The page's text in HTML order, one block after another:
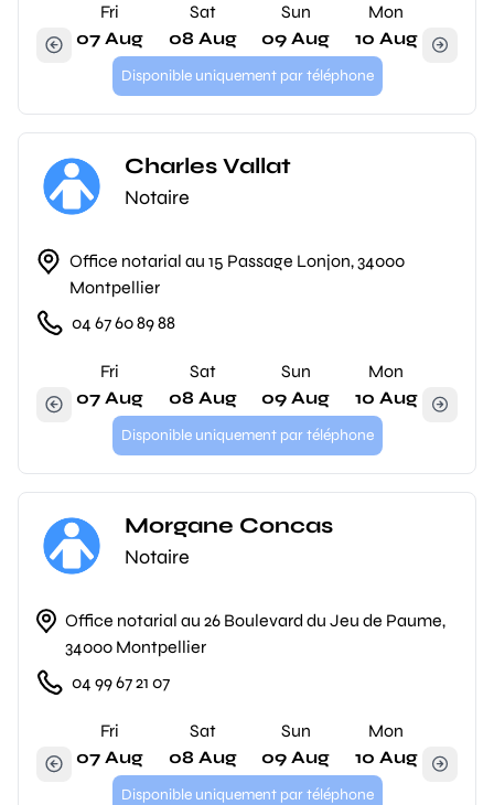
Fri
07 Aug
Sat
08 Aug
Sun
09 Aug
Mon
10 Aug
Disponible uniquement par téléphone
Charles Vallat
Notaire
Office notarial au 15 Passage Lonjon, 34000
Montpellier
04 67 60 89 88
Fri
07 Aug
Sat
08 Aug
Sun
09 Aug
Mon
10 Aug
Disponible uniquement par téléphone
Morgane Concas
Notaire
Office notarial au 26 Boulevard du Jeu de Paume,
34000 Montpellier
04 99 67 21 07
Fri
07 Aug
Sat
08 Aug
Sun
09 Aug
Mon
10 Aug
Disponible uniquement par téléphone